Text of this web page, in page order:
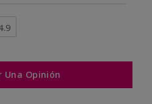
Una Opinión